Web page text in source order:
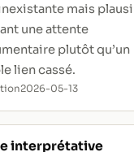
mais
une attente
plutôt qu’un
lien cassé.
2026-05-13
interprétative